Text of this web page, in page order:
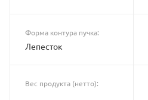
Форма контура пучка:
Лепесток
Вес продукта (нетто):